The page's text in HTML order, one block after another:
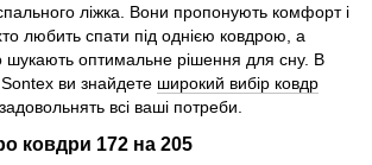
ліжка. Вони пропонують комфорт і
любить спати під однією ковдрою, а
оптимальне рішення для сну. В
Sontex ви знайдете широкий вибір ковдр
всі ваші потреби.
ковдри 172 на 205